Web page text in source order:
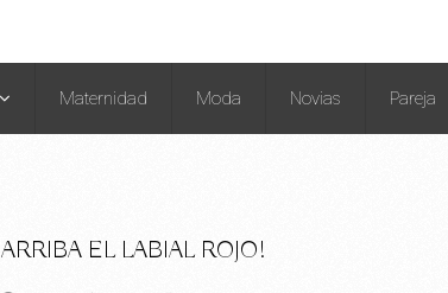
Maternidad Moda Novias Pareja
ARRIBA EL LABIAL ROJO!